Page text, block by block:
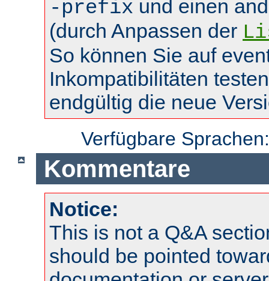
-prefix und einen
(durch Anpassen der
So können Sie auf
Inkompatibilitäten
endgültig die neue
Verfügbare
Kommentare
Notice:
This is not a Q&A
should be pointed